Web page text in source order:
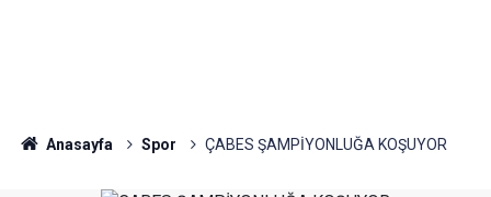
Anasayfa Spor ÇABES ŞAMPİYONLUĞA KOŞUYOR